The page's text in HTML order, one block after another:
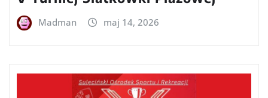
Madman maj 14, 2026